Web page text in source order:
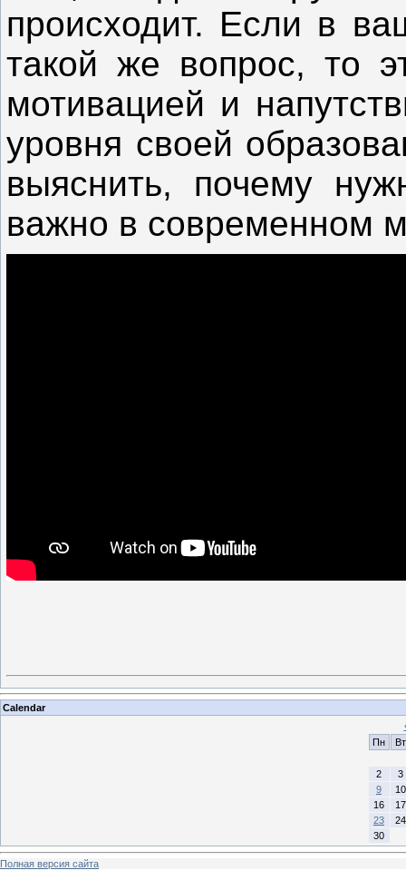
происходит. Если в
такой же вопрос, то
мотивацией и
уровня своей
выяснить, почему
важно в современном
Calendar
Пн
Вт
2
3
9
10
16
17
23
24
30
Полная версия сайта